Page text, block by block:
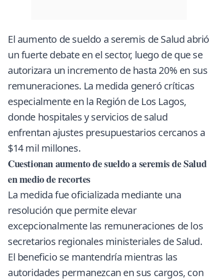
El aumento de sueldo a seremis de Salud abrió
un fuerte debate en el sector, luego de que se
autorizara un incremento de hasta 20% en sus
remuneraciones. La medida generó críticas
especialmente en la Región de Los Lagos,
donde hospitales y servicios de salud
enfrentan ajustes presupuestarios cercanos a
$14 mil millones.
Cuestionan aumento de sueldo a seremis de Salud
en medio de recortes
La medida fue oficializada mediante una
resolución que permite elevar
excepcionalmente las remuneraciones de los
secretarios regionales ministeriales de Salud.
El beneficio se mantendría mientras las
autoridades permanezcan en sus cargos, con